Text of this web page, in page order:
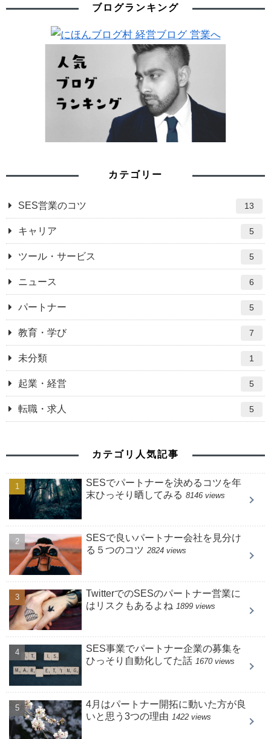
ブログランキング
カテゴリー
SES営業のコツ 13
キャリア 5
ツール・サービス 5
ニュース 6
パートナー 5
教育・学び 7
未分類 1
起業・経営 5
転職・求人 5
カテゴリ人気記事
SESでパートナーを決めるコツを年
末ひっそり晒してみる 8146 views
SESで良いパートナー会社を見分け
る５つのコツ 2824 views
TwitterでのSESのパートナー営業に
はリスクもあるよね 1899 views
SES事業でパートナー企業の募集を
ひっそり自動化してた話 1670 views
4月はパートナー開拓に動いた方が良
いと思う3つの理由 1422 views